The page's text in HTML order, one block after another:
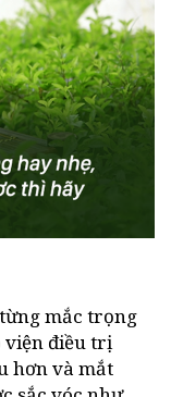
mắc trọng
viện điều trị
hơn và mắt